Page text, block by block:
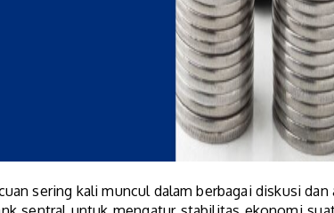
sering kali muncul dalam berbagai diskusi dan